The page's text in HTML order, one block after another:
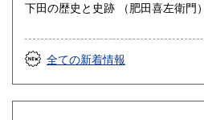
下田の歴史と史跡 （肥田喜左衛門）
全ての新着情報